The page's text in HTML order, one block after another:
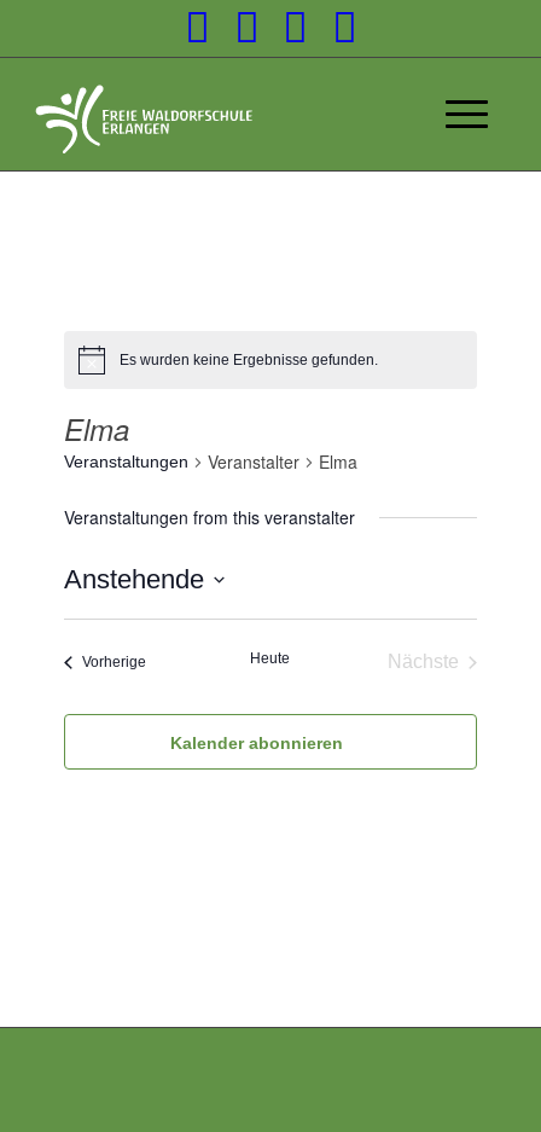
Es wurden keine Ergebnisse gefunden.
Elma
Veranstaltungen Veranstalter Elma
Veranstaltungen from this veranstalter
Anstehende
Vorherige VeranstaltungenHeute
Nächste
Kalender abonnieren